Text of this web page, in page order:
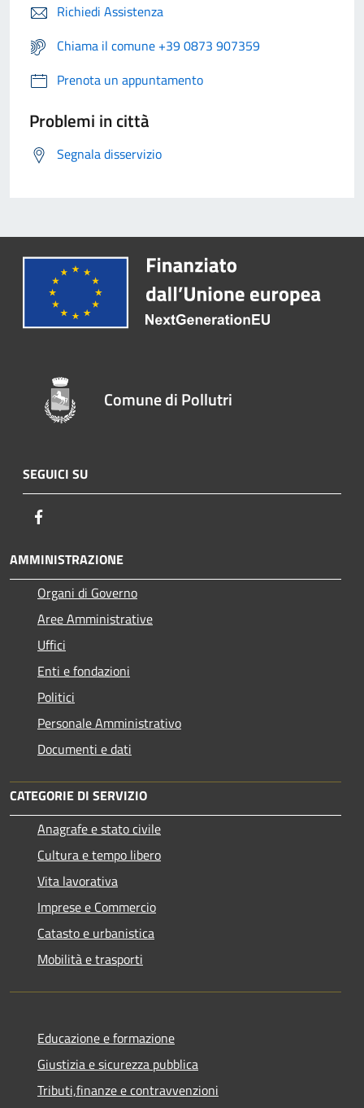
Richiedi Assistenza
Chiama il comune +39 0873 907359
Prenota un appuntamento
Problemi in città
Segnala disservizio
Comune di Pollutri
SEGUICI SU
AMMINISTRAZIONE
Organi di Governo
Aree Amministrative
Uffici
Enti e fondazioni
Politici
Personale Amministrativo
Documenti e dati
CATEGORIE DI SERVIZIO
Anagrafe e stato civile
Cultura e tempo libero
Vita lavorativa
Imprese e Commercio
Catasto e urbanistica
Mobilità e trasporti
Educazione e formazione
Giustizia e sicurezza pubblica
Tributi,finanze e contravvenzioni